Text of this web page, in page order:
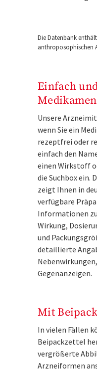
Die Datenbank
anthroposophischen
Einfach
Unsere
wenn Sie ein
rezeptfrei oder
einfach den
einen Wirkstoff
die Suchbox ein.
zeigt Ihnen in
verfügbare
Informationen
Wirkung,
und
detaillierte
Gegenanzeigen.
Mit
In vielen Fällen
Beipackzettel
vergrößerte
Arzneiformen